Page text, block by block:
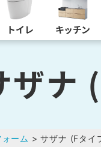
トイレ キッチン
ザナ
ーム > サザナ (Fタイ